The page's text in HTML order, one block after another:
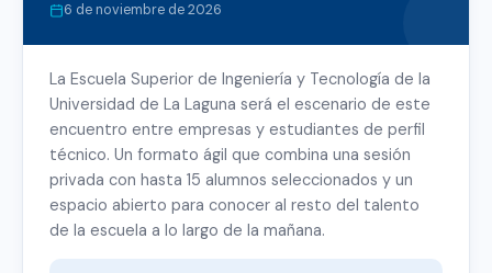
6 de noviembre de 2026
La Escuela Superior de Ingeniería y Tecnología de la
Universidad de La Laguna será el escenario de este
encuentro entre empresas y estudiantes de perfil
técnico. Un formato ágil que combina una sesión
privada con hasta 15 alumnos seleccionados y un
espacio abierto para conocer al resto del talento
de la escuela a lo largo de la mañana.